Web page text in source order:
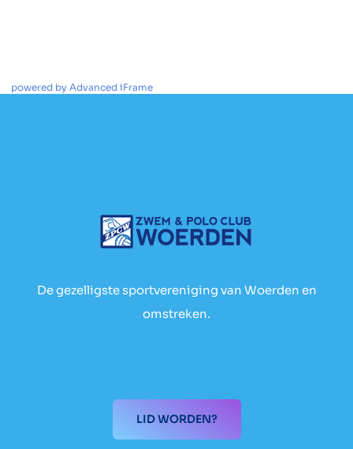
powered by Advanced iFrame
De gezelligste sportvereniging van Woerden en
omstreken.
LID WORDEN?